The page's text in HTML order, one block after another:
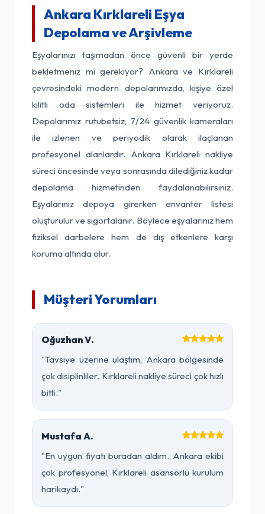
Ankara Kırklareli Eşya
Depolama ve Arşivleme
Eşyalarınızı taşımadan önce güvenli bir yerde
bekletmeniz mi gerekiyor? Ankara ve Kırklareli
çevresindeki modern depolarımızda, kişiye özel
kilitli oda sistemleri ile hizmet veriyoruz.
Depolarımız rutubetsiz, 7/24 güvenlik kameraları
ile izlenen ve periyodik olarak ilaçlanan
profesyonel alanlardır. Ankara Kırklareli nakliye
süreci öncesinde veya sonrasında dilediğiniz kadar
depolama hizmetinden faydalanabilirsiniz.
Eşyalarınız depoya girerken envanter listesi
oluşturulur ve sigortalanır. Böylece eşyalarınız hem
fiziksel darbelere hem de dış etkenlere karşı
koruma altında olur.
Müşteri Yorumları
Oğuzhan V.
"Tavsiye üzerine ulaştım, Ankara bölgesinde
çok disiplinliler. Kırklareli nakliye süreci çok hızlı
bitti."
Mustafa A.
"En uygun fiyatı buradan aldım. Ankara ekibi
çok profesyonel, Kırklareli asansörlü kurulum
harikaydı."